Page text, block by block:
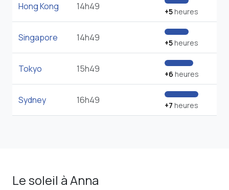
Hong Kong 14h49 +5heures
Singapore 14h49 +5heures
Tokyo 15h49 +6 heures
Sydney 16h49 +7 heures
Le soleil à Anna